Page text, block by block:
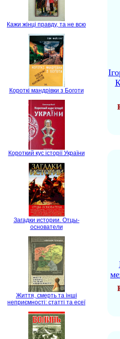
Кажи жінці правду, та не всю
Короткі мандрівки з Боготи
Короткий кус історії України
Загадки истории. Отцы-
основатели
Життя, смерть та інші
неприємності: статті та есеї